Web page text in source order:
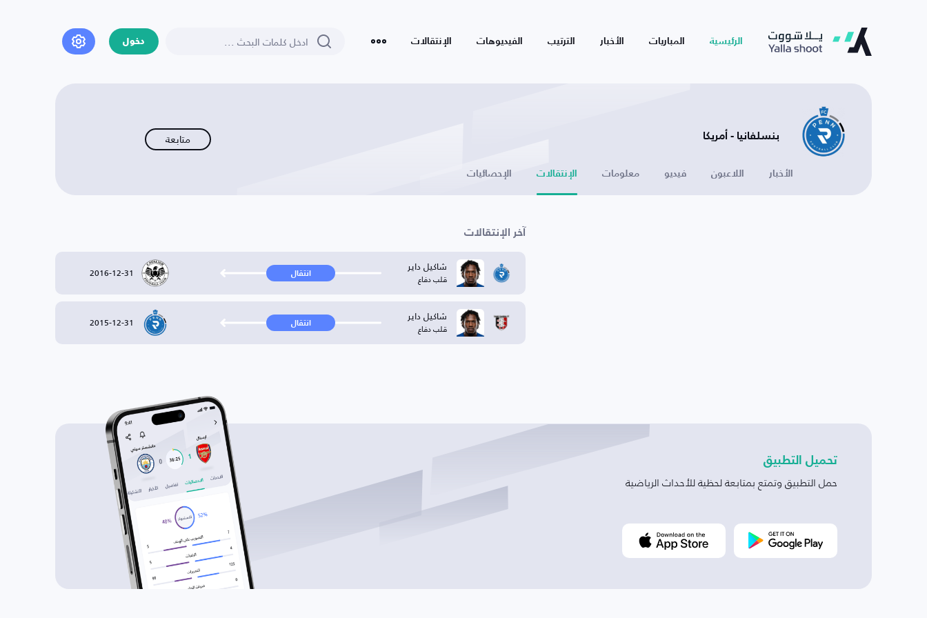
الرئيسية المباريات الأخبار الترتيب الفيديوهات الإنتقالات دخول
بنسلفانيا - أمريكا متابعة
الأخبار اللاعبون فيديو معلومات الإنتقالات الإحصائيات
آخر الإنتقالات
شاكيل داير
قلب دفاع انتقال 2016-12-31
شاكيل داير
قلب دفاع انتقال 2015-12-31
تحميل التطبيق
حمل التطبيق وتمتع بمتابعة لحظية للأحداث الرياضية